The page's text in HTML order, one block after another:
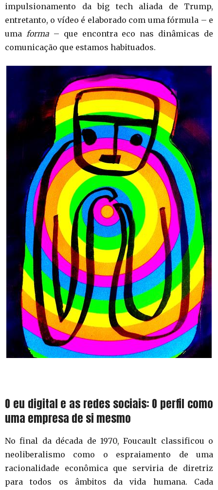
impulsionamento da big tech aliada de Trump,
entretanto, o vídeo é elaborado com uma fórmula – e
uma forma– que encontra eco nas dinâmicas de
comunicação que estamos habituados.
O eu digital e as redes sociais: O perfil como
uma empresa de si mesmo
No final da década de 1970, Foucault classificou o
neoliberalismo como o espraiamento de uma
racionalidade econômica que serviria de diretriz
para todos os âmbitos da vida humana. Cada